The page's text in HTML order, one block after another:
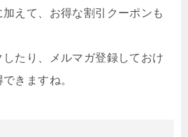
えて、お得な割引クーポンも
たり、メルマガ登録しておけ
きますね。